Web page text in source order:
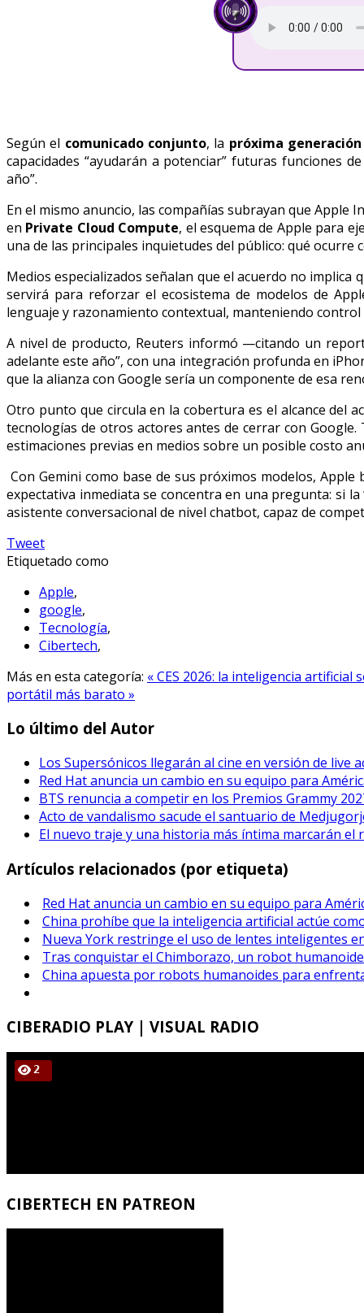
Según el comunicado conjunto, la próxima
capacidades “ayudarán a potenciar” futuras funciones
año”.
En el mismo anuncio, las compañías subrayan que Apple
en Private Cloud Compute, el esquema de Apple para
una de las principales inquietudes del público: qué ocurre
Medios especializados señalan que el acuerdo no implica
servirá para reforzar el ecosistema de modelos de
lenguaje y razonamiento contextual, manteniendo
A nivel de producto, Reuters informó —citando un
adelante este año”, con una integración profunda en
que la alianza con Google sería un componente de esa
Otro punto que circula en la cobertura es el alcance del
tecnologías de otros actores antes de cerrar con
estimaciones previas en medios sobre un posible costo
Con Gemini como base de sus próximos modelos,
expectativa inmediata se concentra en una pregunta: si
asistente conversacional de nivel chatbot, capaz de
Tweet
Etiquetado como
Apple,
google,
Tecnología,
Cibertech,
Más en esta categoría: « CES 2026: la inteligencia
portátil más barato »
Lo último del Autor
Los Supersónicos llegarán al cine en versión de live
Red Hat anuncia un cambio en su equipo para
BTS renuncia a competir en los Premios Grammy
Acto de vandalismo sacude el santuario de
El nuevo traje y una historia más íntima marcarán el
Artículos relacionados (por etiqueta)
Red Hat anuncia un cambio en su equipo para
China prohíbe que la inteligencia artificial actúe
Nueva York restringe el uso de lentes inteligentes
Tras conquistar el Chimborazo, un robot
China apuesta por robots humanoides para
CIBERADIO PLAY | VISUAL RADIO
CIBERTECH EN PATREON